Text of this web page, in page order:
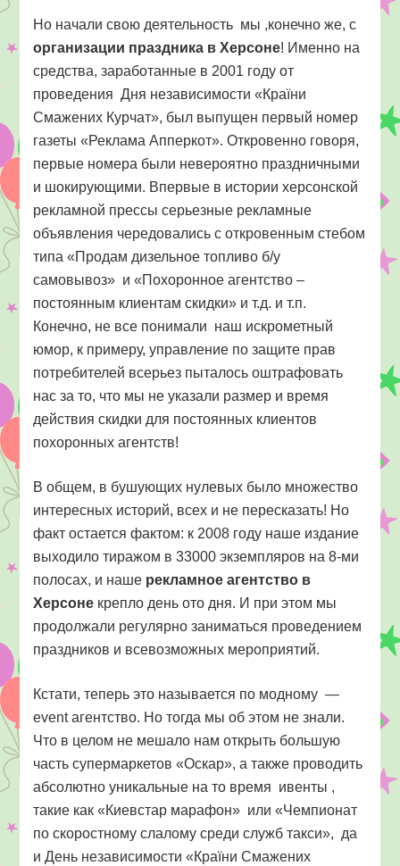
Но начали свою деятельность мы ,конечно же, с
организации праздника в Херсоне! Именно на
средства, заработанные в 2001 году от
проведения Дня независимости «Країни
Смажених Курчат», был выпущен первый номер
газеты «Реклама Апперкот». Откровенно говоря,
первые номера были невероятно праздничными
и шокирующими. Впервые в истории херсонской
рекламной прессы серьезные рекламные
объявления чередовались с откровенным стебом
типа «Продам дизельное топливо б/у
самовывоз» и «Похоронное агентство –
постоянным клиентам скидки» и т.д. и т.п.
Конечно, не все понимали наш искрометный
юмор, к примеру, управление по защите прав
потребителей всерьез пыталось оштрафовать
нас за то, что мы не указали размер и время
действия скидки для постоянных клиентов
похоронных агентств!
В общем, в бушующих нулевых было множество
интересных историй, всех и не пересказать! Но
факт остается фактом: к 2008 году наше издание
выходило тиражом в 33000 экземпляров на 8-ми
полосах, и наше рекламное агентство в
Херсоне крепло день ото дня. И при этом мы
продолжали регулярно заниматься проведением
праздников и всевозможных мероприятий.
Кстати, теперь это называется по модному —
event агентство. Но тогда мы об этом не знали.
Что в целом не мешало нам открыть большую
часть супермаркетов «Оскар», а также проводить
абсолютно уникальные на то время ивенты ,
такие как «Киевстар марафон» или «Чемпионат
по скоростному слалому среди служб такси», да
и День независимости «Країни Смажених